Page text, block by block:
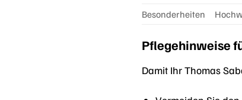
Besonderheiten
Pflegehinweise
Damit Ihr Thomas